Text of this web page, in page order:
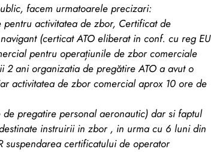
facem urmatoarele precizari:
activitatea de zbor, Certificat de
(certicat ATO eliberat in conf. cu reg EU
pentru operațiunile de zbor comerciale
ani organizatia de pregătire ATO a avut o
activitatea de zbor comercial aprox 10 ore de
pregatire personal aeronautic) dar si faptul
instruirii in zbor , in urma cu 6 luni din
suspendarea certificatului de operator